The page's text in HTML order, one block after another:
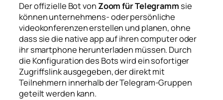
Der offizielle Bot von Zoom für Telegrammsie
können unternehmens- oder persönliche
videokonferenzen erstellen und planen, ohne
dass sie die native app auf ihren computer oder
ihr smartphone herunterladen müssen. Durch
die Konfiguration des Bots wird ein sofortiger
Zugriffslink ausgegeben, der direkt mit
Teilnehmern innerhalb der Telegram-Gruppen
geteilt werden kann.